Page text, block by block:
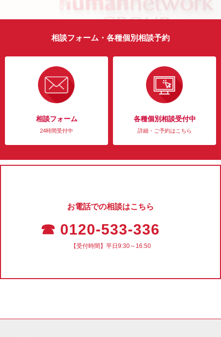
相談フォーム・各種個別相談予約
相談フォーム
24時間受付中
各種個別相談受付中
詳細・ご予約はこちら
お電話での相談はこちら
☎ 0120-533-336
【受付時間】平日9:30～16:50